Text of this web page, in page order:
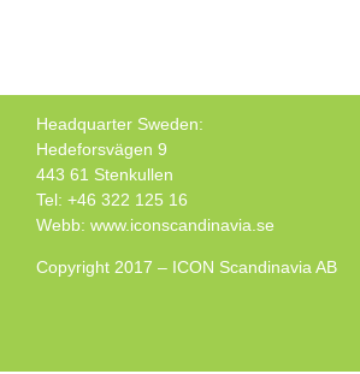
Headquarter Sweden:
Hedeforsvägen 9
443 61 Stenkullen
Tel: +46 322 125 16
Webb: www.iconscandinavia.se
Copyright 2017 – ICON Scandinavia AB